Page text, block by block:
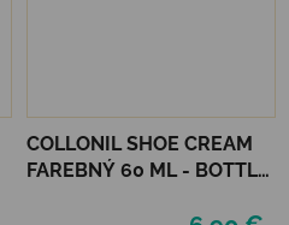
COLLONIL SHOE CREAM
FAREBNÝ 60 ML - BOTTLE